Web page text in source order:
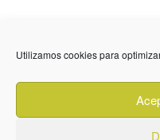
Utilizamos cookies para636 01 61
info @
Privacidad